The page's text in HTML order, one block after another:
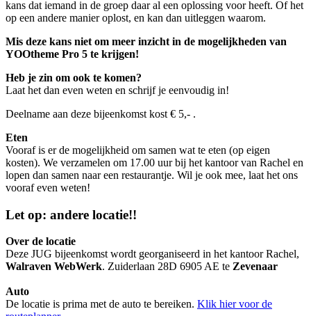
kans dat iemand in de groep daar al een oplossing voor heeft. Of het
op een andere manier oplost, en kan dan uitleggen waarom.
Mis deze kans niet om meer inzicht in de mogelijkheden van
YOOtheme Pro 5 te krijgen!
Heb je zin om ook te komen?
Laat het dan even weten en schrijf je eenvoudig in!
Deelname aan deze bijeenkomst kost € 5,- .
Eten
Vooraf is er de mogelijkheid om samen wat te eten (op eigen
kosten). We verzamelen om 17.00 uur bij het kantoor van Rachel en
lopen dan samen naar een restaurantje. Wil je ook mee, laat het ons
vooraf even weten!
Let op: andere locatie!!
Over de locatie
Deze JUG bijeenkomst wordt georganiseerd in het kantoor Rachel,
Walraven WebWerk. Zuiderlaan 28D 6905 AE te Zevenaar
Auto
De locatie is prima met de auto te bereiken. Klik hier voor de